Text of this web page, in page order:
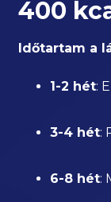
400
Időtartam a
1-2 hét:
3-4 hét:
6-8 hét: